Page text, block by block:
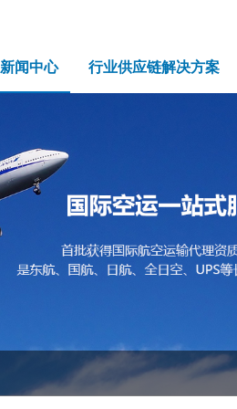
新闻中心 行业供应链解决方案